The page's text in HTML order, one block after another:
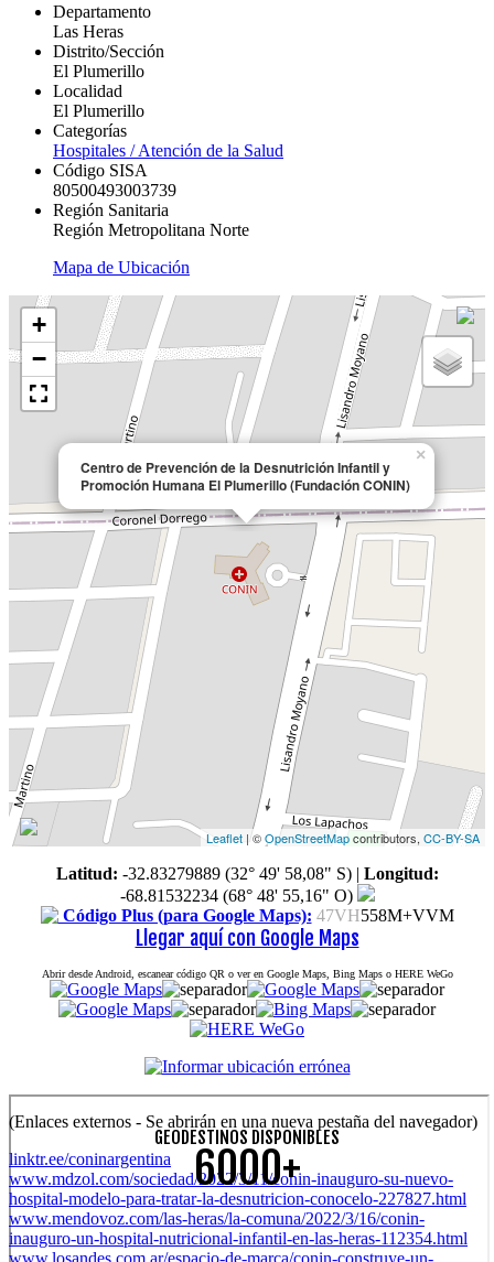
Departamento
Las Heras
Distrito/Sección
El Plumerillo
Localidad
El Plumerillo
Categorías
Hospitales / Atención de la Salud
Código SISA
80500493003739
Región Sanitaria
Región Metropolitana Norte
Mapa de Ubicación
Centro de Prevención de la Desnutrición Infantil y
Promoción Humana El Plumerillo (Fundación CONIN)
×
+
−
Leaflet | ©OpenStreetMapcontributors, CC-BY-SA
Latitud: -32.83279889 (32° 49' 58,08" S)| Longitud:
-68.81532234 (68° 48' 55,16" O)
Código Plus (para Google Maps): 47VH558M+VVM
Llegar aquí con Google Maps
Abrir desde Android, escanear código QR o ver en Google Maps, Bing Maps o HERE WeGo
(Enlaces externos - Se abrirán en una nueva pestaña del navegador)
linktr.ee/coninargentina
www.mdzol.com/sociedad/2022/3/11/conin-inauguro-su-nuevo-
hospital-modelo-para-tratar-la-desnutricion-conocelo-227827.html
www.mendovoz.com/las-heras/la-comuna/2022/3/16/conin-
inauguro-un-hospital-nutricional-infantil-en-las-heras-112354.html
www.losandes.com.ar/espacio-de-marca/conin-construye-un-
GEODESTINOS DISPONIBLES
6000+